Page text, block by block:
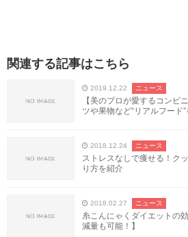
関連する記事はこちら
2019.12.22 ニュース
【美のプロが愛するコンビ
ツや果物など“リアルフード
2018.12.24 ニュース
ストレスなしで痩せる！ク
り方を紹介
2018.02.27 ニュース
糸こんにゃくダイエットの
減量も可能！】